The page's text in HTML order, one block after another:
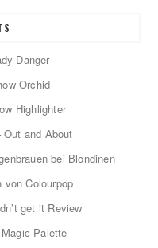
Danger
Orchid
Highlighter
Out and About
bei Blondinen
von Colourpop
get it Review
Palette